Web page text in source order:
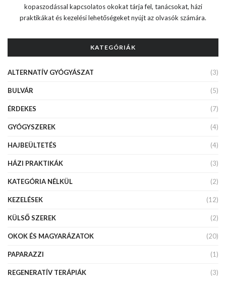
kopaszodással kapcsolatos okokat tárja fel, tanácsokat, házi
praktikákat és kezelési lehetőségeket nyújt az olvasók számára.
KATEGÓRIÁK
ALTERNATÍV GYÓGYÁSZAT (3)
BULVÁR (5)
ÉRDEKES (7)
GYÓGYSZEREK (4)
HAJBEÜLTETÉS (4)
HÁZI PRAKTIKÁK (3)
KATEGÓRIA NÉLKÜL (2)
KEZELÉSEK (12)
KÜLSŐ SZEREK (2)
OKOK ÉS MAGYARÁZATOK (20)
PAPARAZZI (1)
REGENERATÍV TERÁPIÁK (3)